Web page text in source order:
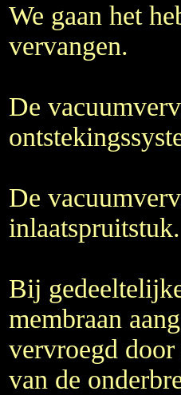
We gaan het
vervangen.
De
De
inlaatspruitstuk.
Bij
membraan
vervroegd
van de